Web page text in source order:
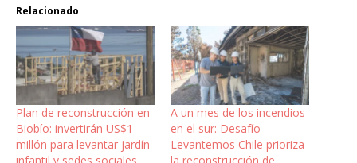
Relacionado
Plan de reconstrucción en
Biobío: invertirán US$1
millón para levantar jardín
A un mes de los incendios
en el sur: Desafío
Levantemos Chile prioriza